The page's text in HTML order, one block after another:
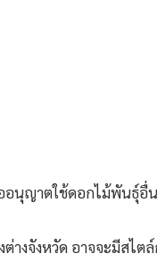
ญาตใช้ดอกไม้พันธุ์อื่น
างจังหวัด อาจจะมีสไ